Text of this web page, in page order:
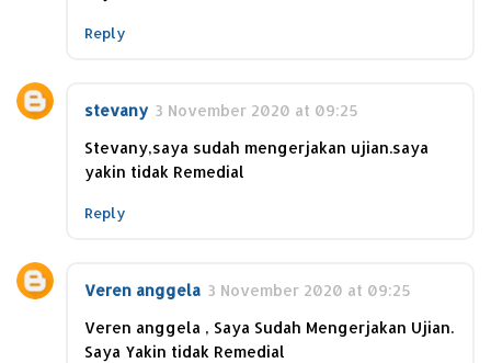
Reply
stevany 3 November 2020 at 09:25
Stevany,saya sudah mengerjakan ujian.saya
yakin tidak Remedial
Reply
Veren anggela 3 November 2020 at 09:25
Veren anggela , Saya Sudah Mengerjakan Ujian.
Saya Yakin tidak Remedial